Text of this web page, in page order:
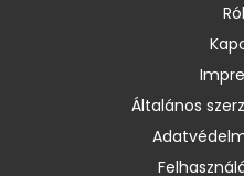
Általános